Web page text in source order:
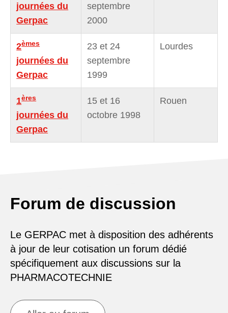
journées du
Gerpac
septembre
2000
2èmes
journées du
Gerpac
23 et 24
septembre
1999
Lourdes
1ères
journées du
Gerpac
15 et 16
octobre 1998
Rouen
Forum de discussion
Le GERPAC met à disposition des adhérents
à jour de leur cotisation un forum dédié
spécifiquement aux discussions sur la
PHARMACOTECHNIE